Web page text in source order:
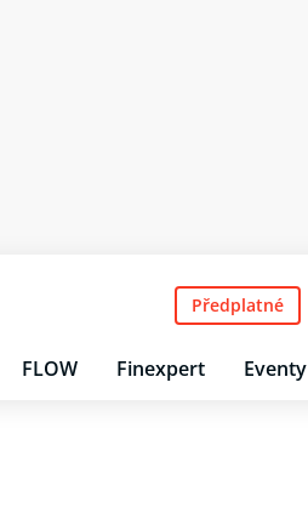
FLOW Finexpert Eventy
Předplatné